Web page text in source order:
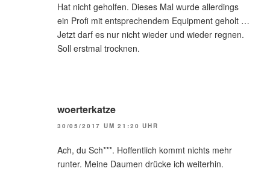
Hat nicht geholfen. Dieses Mal wurde allerdings
ein Profi mit entsprechendem Equipment geholt …
Jetzt darf es nur nicht wieder und wieder regnen.
Soll erstmal trocknen.
woerterkatze
30/05/2017 UM 21:20 UHR
Ach, du Sch***. Hoffentlich kommt nichts mehr
runter. Meine Daumen drücke ich weiterhin.